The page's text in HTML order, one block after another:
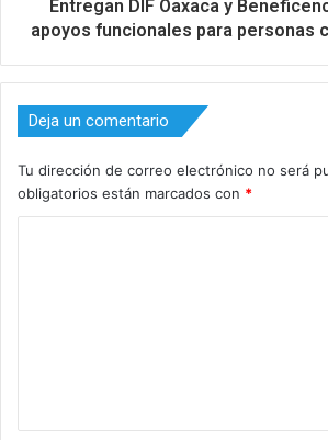
Entregan DIF Oaxaca y
apoyos funcionales para personas
Deja un comentario
Tu dirección de correo electrónico no será
obligatorios están marcados con *
a